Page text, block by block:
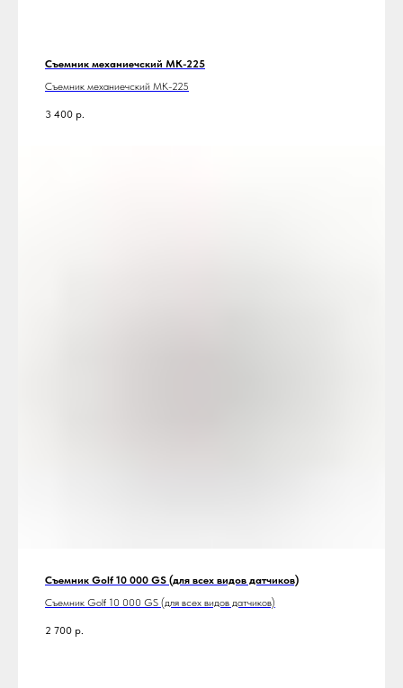
Съемник механиечский МК-225
Съемник механиечский МК-225
3 400 р.
Съемник Golf 10 000 GS (для всех видов датчиков)
Съемник Golf 10 000 GS (для всех видов датчиков)
2 700 р.